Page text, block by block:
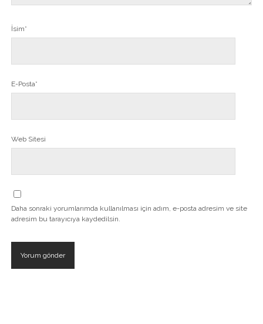
İsim*
E-Posta*
Web Sitesi
Daha sonraki yorumlarımda kullanılması için adım, e-posta adresim ve site
adresim bu tarayıcıya kaydedilsin.